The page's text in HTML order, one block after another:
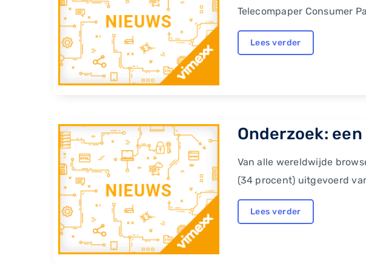
Telecompaper Consumer
Lees verder
​Onderzoek:
Van alle wereldwijde
(34 procent) uitgevoerd
Lees verder